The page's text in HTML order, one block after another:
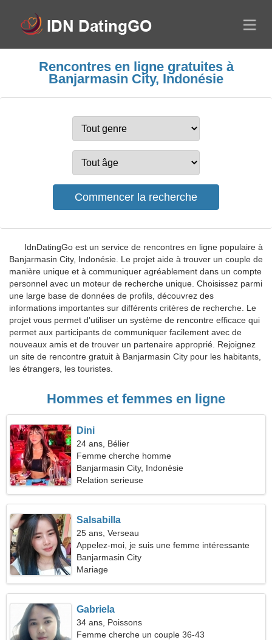
Rencontres en ligne gratuites à
Banjarmasin City, Indonésie
IdnDatingGo est un service de rencontres en ligne populaire à
Banjarmasin City, Indonésie. Le projet aide à trouver un couple de
manière unique et à communiquer agréablement dans un compte
personnel avec un moteur de recherche unique. Choisissez parmi
une large base de données de profils, découvrez des
informations importantes sur différents critères de recherche. Le
projet vous permet d'utiliser un système de rencontre efficace qui
permet aux participants de communiquer facilement avec de
nouveaux amis et de trouver un partenaire approprié. Rejoignez
un site de rencontre gratuit à Banjarmasin City pour les habitants,
les étrangers, les touristes.
Hommes et femmes en ligne
Dini
24 ans, Bélier
Femme cherche homme
Banjarmasin City, Indonésie
Relation serieuse
Salsabilla
25 ans, Verseau
Appelez-moi, je suis une femme intéressante
Banjarmasin City
Mariage
Gabriela
34 ans, Poissons
Femme cherche un couple 36-43